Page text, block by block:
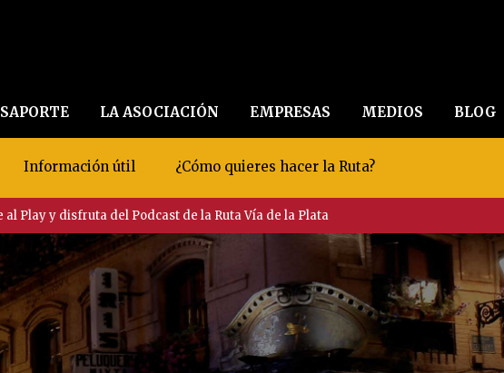
LA ASOCIACIÓN EMPRESAS MEDIOS BLOG
Información útil ¿Cómo quieres hacer la Ruta?
al Play y disfruta del Podcast de la Ruta Vía de la Plata